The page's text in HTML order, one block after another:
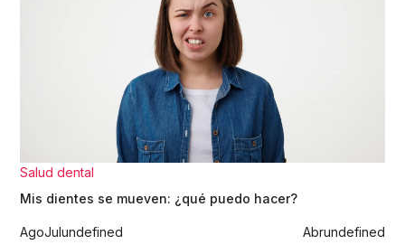
Salud dental
Mis dientes se mueven: ¿qué puedo hacer?
AgoJulundefined Abrundefined